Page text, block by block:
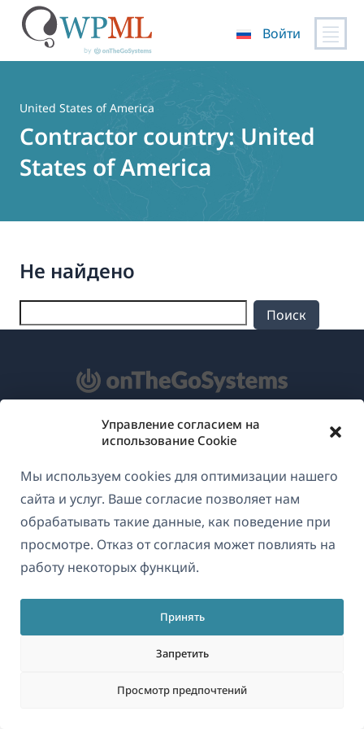
Управление согласием на
использование Cookie
Мы используем cookies для оптимизации нашего
сайта и услуг. Ваше согласие позволяет нам
обрабатывать такие данные, как поведение при
просмотре. Отказ от согласия может повлиять на
работу некоторых функций.
Принять
Запретить
Просмотр предпочтений
содержимому
Войти
United States of America
Contractor country: United
States of America
Не найдено
© 2026OnTheGoSystems Limited
О WPML
GDPR и политика конфиденциальности
Присоединяйтесь к нашей команде
в
новом
(открывается
в
новом
(открывается
в
новом
(открывается
в